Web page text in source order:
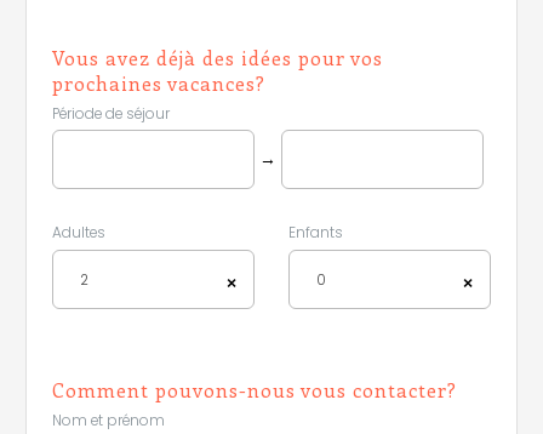
Vous avez déjà des idées pour vos
prochaines vacances?
Période de séjour
→
Adultes
×
2
Enfants
×
0
Comment pouvons-nous vous contacter?
Nom et prénom